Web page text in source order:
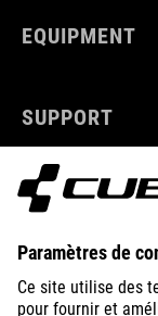
EQUIPMENT
SUPPORT
ABOUT US
EXPLORE